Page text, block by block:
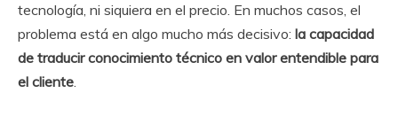
tecnología, ni siquiera en el precio. En muchos casos, el
problema está en algo mucho más decisivo: la capacidad
de traducir conocimiento técnico en valor entendible para
el cliente.